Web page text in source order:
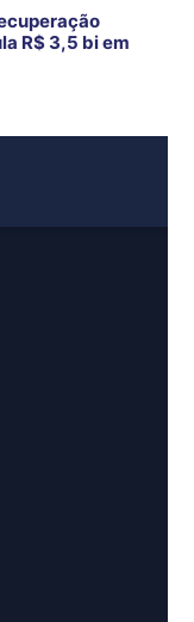
R$ 3,5 bi em